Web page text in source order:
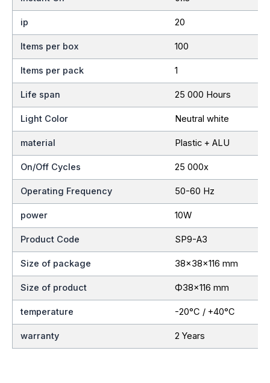
ip 20
Items per box 100
Items per pack 1
Life span 25 000 Hours
Light Color Neutral white
material Plastic + ALU
On/Off Cycles 25 000x
Operating Frequency 50-60 Hz
power 10W
Product Code SP9-A3
Size of package 38x38x116 mm
Size of product Ф38×116 mm
temperature -20°C / +40°C
warranty 2 Years